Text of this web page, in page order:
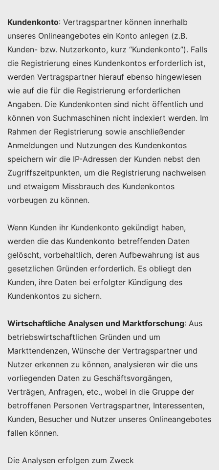
Kundenkonto: Vertragspartner können innerhalb
unseres Onlineangebotes ein Konto anlegen (z.B.
Kunden- bzw. Nutzerkonto, kurz “Kundenkonto”). Falls
die Registrierung eines Kundenkontos erforderlich ist,
werden Vertragspartner hierauf ebenso hingewiesen
wie auf die für die Registrierung erforderlichen
Angaben. Die Kundenkonten sind nicht öffentlich und
können von Suchmaschinen nicht indexiert werden. Im
Rahmen der Registrierung sowie anschließender
Anmeldungen und Nutzungen des Kundenkontos
speichern wir die IP-Adressen der Kunden nebst den
Zugriffszeitpunkten, um die Registrierung nachweisen
und etwaigem Missbrauch des Kundenkontos
vorbeugen zu können.
Wenn Kunden ihr Kundenkonto gekündigt haben,
werden die das Kundenkonto betreffenden Daten
gelöscht, vorbehaltlich, deren Aufbewahrung ist aus
gesetzlichen Gründen erforderlich. Es obliegt den
Kunden, ihre Daten bei erfolgter Kündigung des
Kundenkontos zu sichern.
Wirtschaftliche Analysen und Marktforschung: Aus
betriebswirtschaftlichen Gründen und um
Markttendenzen, Wünsche der Vertragspartner und
Nutzer erkennen zu können, analysieren wir die uns
vorliegenden Daten zu Geschäftsvorgängen,
Verträgen, Anfragen, etc., wobei in die Gruppe der
betroffenen Personen Vertragspartner, Interessenten,
Kunden, Besucher und Nutzer unseres Onlineangebotes
fallen können.
Die Analysen erfolgen zum Zweck